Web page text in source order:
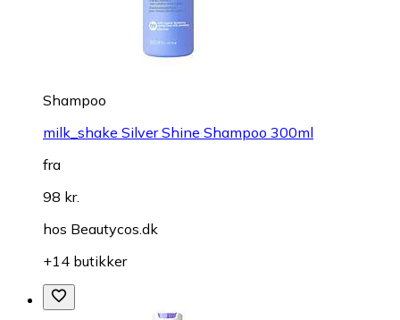
Shampoo
milk_shake Silver Shine Shampoo 300ml
fra
98 kr.
hos Beautycos.dk
+14 butikker